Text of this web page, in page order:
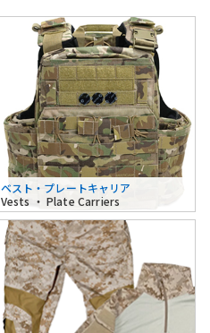
ベスト・プレートキャリア
Vests ・ Plate Carriers